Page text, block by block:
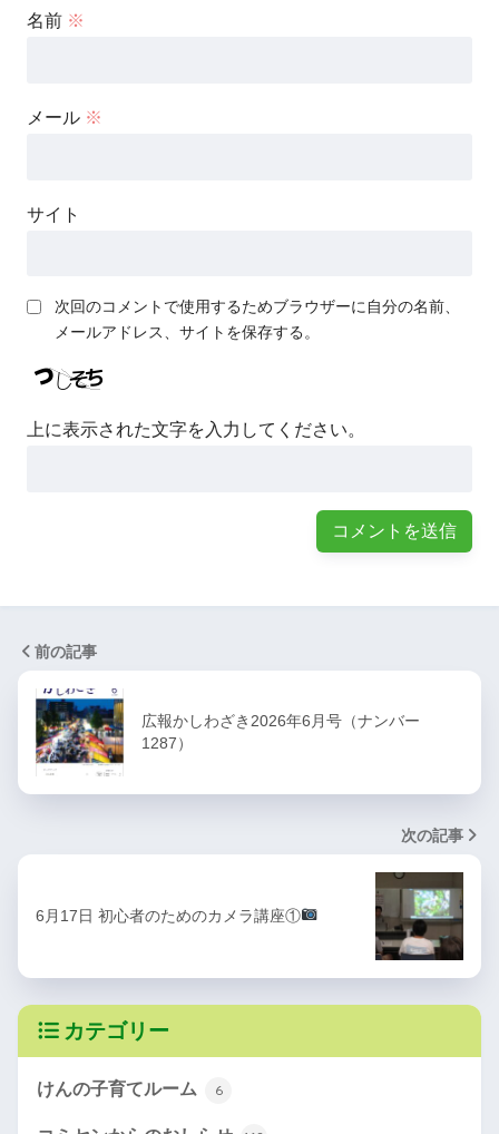
名前 ※
メール ※
サイト
次回のコメントで使用するためブラウザーに自分の名前、
メールアドレス、サイトを保存する。
上に表示された文字を入力してください。
前の記事
広報かしわざき2026年6月号（ナンバー
1287）
次の記事
6月17日 初心者のためのカメラ講座①
カテゴリー
けんの子育てルーム 6